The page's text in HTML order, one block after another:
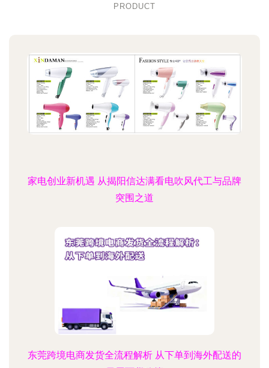
PRODUCT
家电创业新机遇 从揭阳信达满看电吹风代工与品牌
突围之道
东莞跨境电商发货全流程解析 从下单到海外配送的